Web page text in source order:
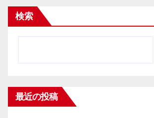
ペ
送
り
検索
最近の投稿